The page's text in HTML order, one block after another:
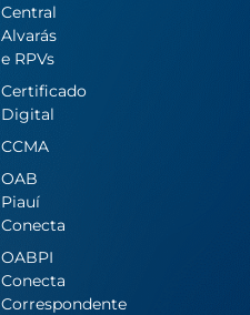
Central
Alvarás
e RPVs
Certificado
Digital
CCMA
OAB
Piauí
Conecta
OABPI
Conecta
Correspondente